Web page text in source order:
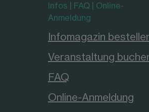
Infos | FAQ | Online-
Anmeldung
Infomagazin
Veranstaltung
FAQ
Online-Anmeldung